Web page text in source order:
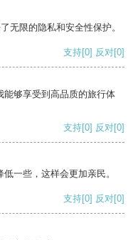
无限的隐私和安全性保护。
支持[0] 反对[0]
能够享受到高品质的旅行体
支持[0] 反对[0]
一些，这样会更加亲民。
支持[0] 反对[0]